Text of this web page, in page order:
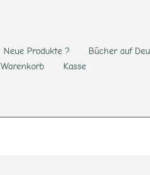
Neue Produkte ? Bücher auf
Warenkorb Kasse